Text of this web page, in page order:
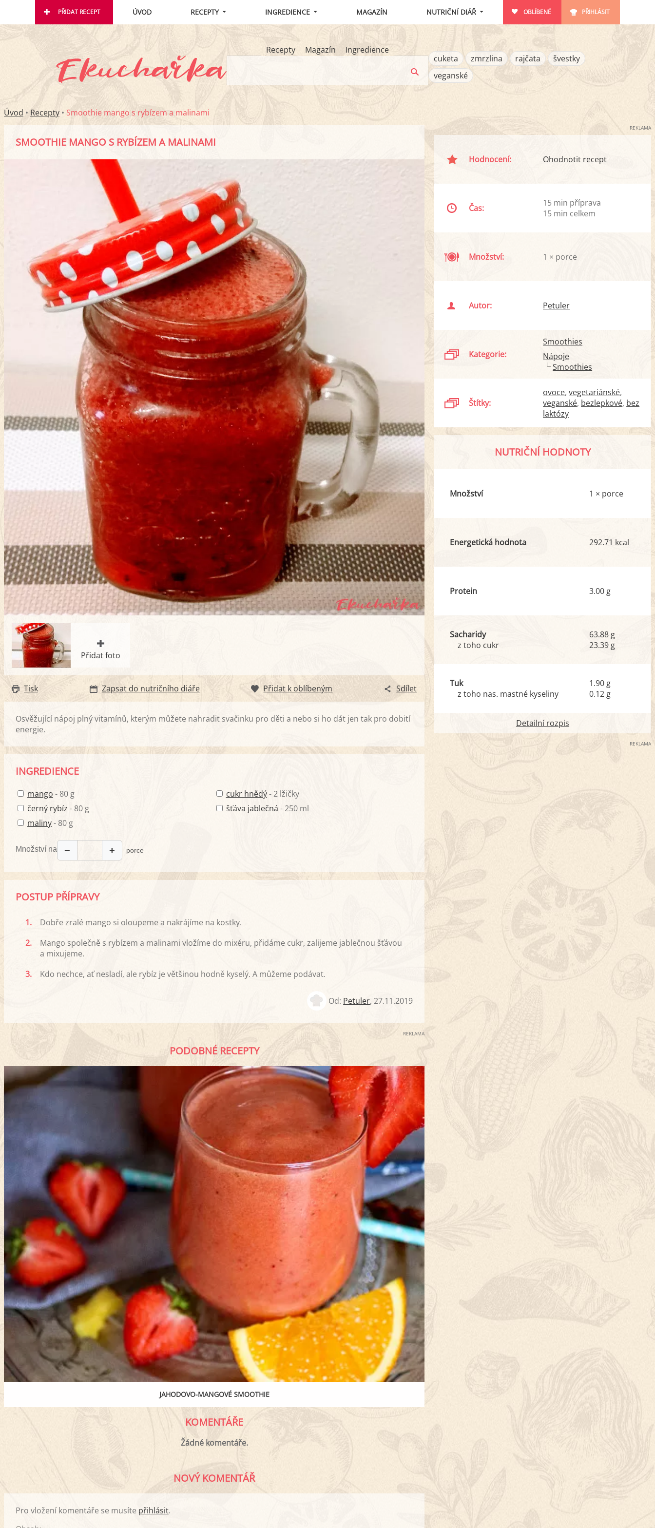
PŘIDAT RECEPT ÚVOD RECEPTY INGREDIENCE MAGAZÍN NUTRIČNÍ DIÁŘ OBLÍBENÉ PŘIHLÁSIT
Recepty Magazín
Ingredience
cuketa
zmrzlina rajčata
švestky
veganské
Úvod • Recepty • Smoothie mango s rybízem a malinami
SMOOTHIE MANGO S RYBÍZEM A MALINAMI
Přidat foto
Tisk Zapsat do nutričního diáře Přidat k oblíbeným Sdílet
Osvěžující nápoj plný vitamínů, kterým můžete nahradit svačinku pro děti a nebo si ho dát jen tak pro dobití
energie.
INGREDIENCE
mango - 80 g
černý rybíz - 80 g
maliny- 80 g
cukr hnědý- 2 lžičky
šťáva jablečná - 250 ml
Množství na − + porce
POSTUP PŘÍPRAVY
1.
Dobře zralé mango si oloupeme a nakrájíme na kostky.
2.
Mango společně s rybízem a malinami vložíme do mixéru, přidáme cukr, zalijeme jablečnou šťávou
a mixujeme.
3.
Kdo nechce, ať nesladí, ale rybíz je většinou hodně kyselý. A můžeme podávat.
Od: Petuler,27.11.2019
REKLAMA
PODOBNÉ RECEPTY
JAHODOVO-MANGOVÉ SMOOTHIE
KOMENTÁŘE
Žádné komentáře.
NOVÝ KOMENTÁŘ
Pro vložení komentáře se musíte přihlásit.
REKLAMA
Hodnocení: Ohodnotit recept
Čas:
15 min příprava
15 min celkem
Množství: 1 × porce
Autor: Petuler
Kategorie:
Smoothies
Nápoje
Smoothies
Štítky:
ovoce vegetariánské
veganské bezlepkové bez
laktózy
NUTRIČNÍ HODNOTY
Množství 1 × porce
Energetická hodnota 292.71 kcal
Protein 3.00 g
Sacharidy
z toho cukr
63.88 g
23.39 g
Tuk
z toho nas. mastné kyseliny
1.90 g
0.12 g
Detailní rozpis
REKLAMA